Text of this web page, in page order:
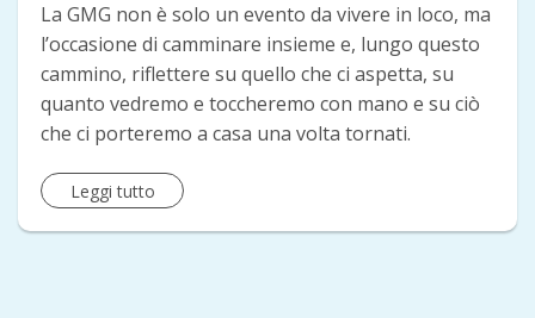
La GMG non è solo un evento da vivere in loco, ma
l’occasione di camminare insieme e, lungo questo
cammino, riflettere su quello che ci aspetta, su
quanto vedremo e toccheremo con mano e su ciò
che ci porteremo a casa una volta tornati.
Leggi tutto